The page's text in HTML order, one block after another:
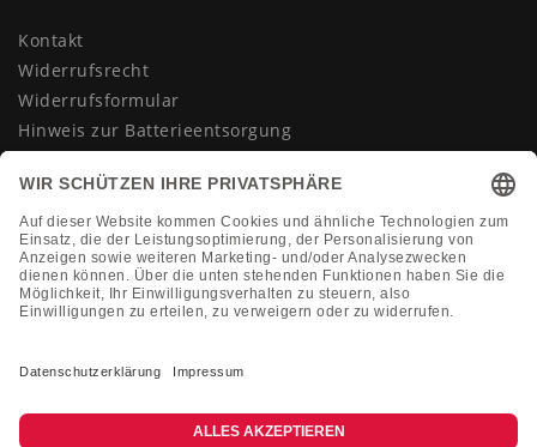
Kontakt
Widerrufsrecht
Widerrufsformular
Hinweis zur Batterieentsorgung
AGB
Impressum
Vertrag widerrufen
KONTAKT
Montag-Freitag 10:00-18:00 Uhr
shop@dienadel.de